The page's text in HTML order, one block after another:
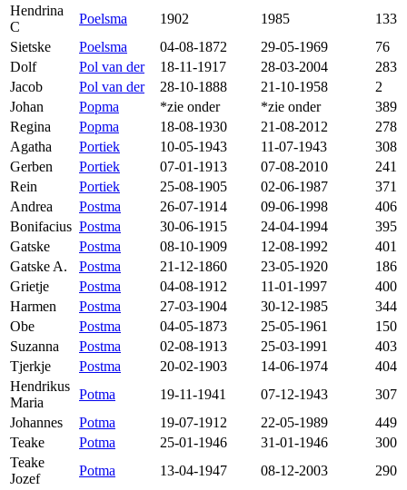
Hendrina
C
Poelsma 1902 1985
133
Sietske
Poelsma 04-08-1872 29-05-1969
76
Dolf
Pol van der 18-11-1917 28-03-2004
283
Jacob
Pol van der 28-10-1888 21-10-1958
2
Johan
Popma *zie onder *zie onder
389
Regina
Popma 18-08-1930 21-08-2012
278
Agatha
Portiek 10-05-1943 11-07-1943
308
Gerben
Portiek 07-01-1913 07-08-2010
241
Rein
Portiek 25-08-1905 02-06-1987
371
Andrea
Postma 26-07-1914 09-06-1998
406
Bonifacius Postma 30-06-1915 24-04-1994
395
Gatske
Postma 08-10-1909 12-08-1992
401
Gatske A.
Postma 21-12-1860 23-05-1920
186
Grietje
Postma 04-08-1912 11-01-1997
400
Harmen
Postma 27-03-1904 30-12-1985
344
Obe
Postma 04-05-1873 25-05-1961
150
Suzanna
Postma 02-08-1913 25-03-1991
403
Tjerkje
Postma 20-02-1903 14-06-1974
404
Hendrikus
Maria
Potma 19-11-1941 07-12-1943
307
Johannes
Potma 19-07-1912 22-05-1989
449
Teake
Potma 25-01-1946 31-01-1946
300
Teake
Jozef
Potma 13-04-1947 08-12-2003
290